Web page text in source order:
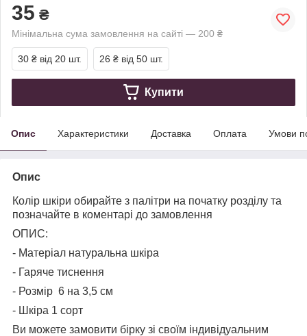
35 ₴
Мінімальна сума замовлення на сайті — 200 ₴
30 ₴ від 20 шт. 26 ₴ від 50 шт.
Купити
Опис Характеристики Доставка Оплата Умови
Опис
Колір шкіри обирайте з палітри на початку розділу та
позначайте в коментарі до замовлення
ОПИС:
- Матеріал натуральна шкіра
- Гаряче тиснення
- Розмір 6 на 3,5 см
- Шкіра 1 сорт
Ви можете замовити бірку зі своїм індивідуальним